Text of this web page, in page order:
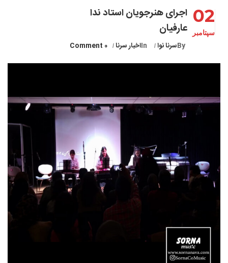
02
سپتامبر
اجرای هنرجویان استاد ندا
عارفیان
Byسرنا نوا Inاخبار سرنا 0 Comment